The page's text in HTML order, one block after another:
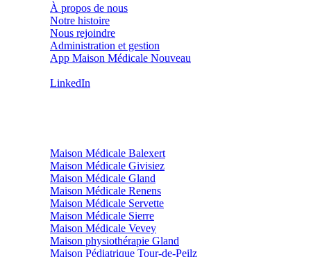
À propos de nous
Notre histoire
Nous rejoindre
Administration et gestion
App Maison Médicale Nouveau
LinkedIn
Maison Médicale Balexert
Maison Médicale Givisiez
Maison Médicale Gland
Maison Médicale Renens
Maison Médicale Servette
Maison Médicale Sierre
Maison Médicale Vevey
Maison physiothérapie Gland
Maison Pédiatrique Tour-de-Peilz